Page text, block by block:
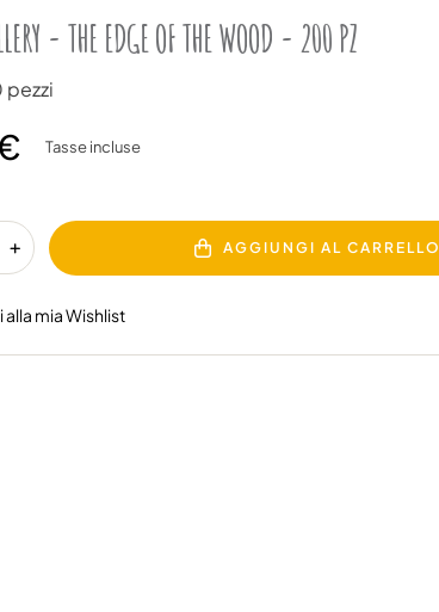
- THE EDGE OF THE WOOD - 200 PZ
pezzi
Tasse incluse
AGGIUNGI AL CARRELLO
mia Wishlist